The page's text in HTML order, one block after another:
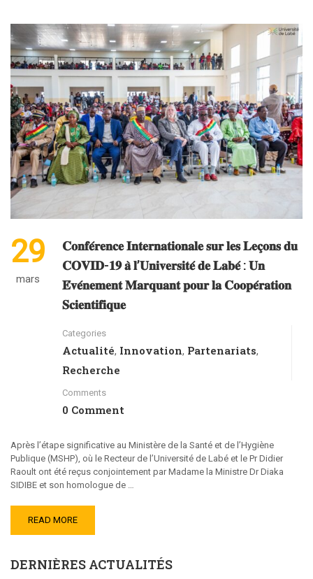
29
mars
𝐂𝐨𝐧𝐟𝐞́𝐫𝐞𝐧𝐜𝐞 𝐈𝐧𝐭𝐞𝐫𝐧𝐚𝐭𝐢𝐨𝐧𝐚𝐥𝐞 𝐬𝐮𝐫 𝐥𝐞𝐬 𝐋𝐞𝐜̧𝐨𝐧𝐬 𝐝𝐮
𝐂𝐎𝐕𝐈𝐃-𝟏𝟗 𝐚̀ 𝐥’𝐔𝐧𝐢𝐯𝐞𝐫𝐬𝐢𝐭𝐞́ 𝐝𝐞 𝐋𝐚𝐛𝐞́ : 𝐔𝐧
𝐄́𝐯𝐞́𝐧𝐞𝐦𝐞𝐧𝐭 𝐌𝐚𝐫𝐪𝐮𝐚𝐧𝐭 𝐩𝐨𝐮𝐫 𝐥𝐚 𝐂𝐨𝐨𝐩𝐞́𝐫𝐚𝐭𝐢𝐨𝐧
𝐒𝐜𝐢𝐞𝐧𝐭𝐢𝐟𝐢𝐪𝐮𝐞
Categories
Actualité, Innovation, Partenariats,
Recherche
Comments
0 Comment
Après l’étape significative au Ministère de la Santé et de l’Hygiène
Publique (MSHP), où le Recteur de l’Université de Labé et le Pr Didier
Raoult ont été reçus conjointement par Madame la Ministre Dr Diaka
SIDIBE et son homologue de …
READ MORE
DERNIÈRES ACTUALITÉS